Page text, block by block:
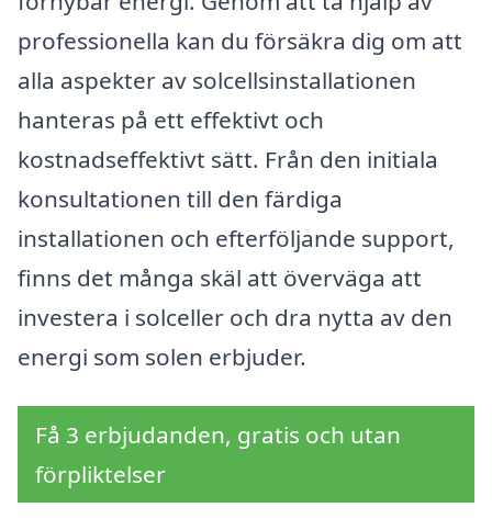
professionella kan du försäkra dig om att
alla aspekter av solcellsinstallationen
hanteras på ett effektivt och
kostnadseffektivt sätt. Från den initiala
konsultationen till den färdiga
installationen och efterföljande support,
finns det många skäl att överväga att
investera i solceller och dra nytta av den
energi som solen erbjuder.
Få 3 erbjudanden, gratis och utan
förpliktelser